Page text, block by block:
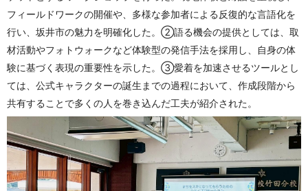
フィールドワークの開催や、多様な参加者による反復的な言語化を
行い、坂井市の魅力を明確化した。②語る機会の提供としては、取
材活動やフォトウォークなど体験型の発信手法を採用し、自身の体
験に基づく表現の重要性を示した。③愛着を加速させるツールとし
ては、公式キャラクターの誕生までの過程において、作成段階から
共有することで多くの人を巻き込んだ工夫が紹介された。